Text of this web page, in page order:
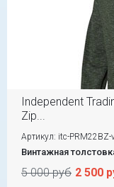
Independent
Zip...
Артикул: itc-PRM22BZ-
Винтажная
5 000 руб 2 500